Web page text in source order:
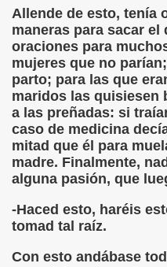
Allende de esto, tenía
maneras para sacar el
oraciones para
mujeres que no
parto; para las que
maridos las quisiesen
a las preñadas: si
caso de medicina
mitad que él para
madre. Finalmente,
alguna pasión, que
-Haced esto, haréis
tomad tal raíz.
Con esto andábase
Paz)
Figueroa)
(Puri Águila)
las Oposiciones
(Luis Eduardo
de la
Mi Vida (Teresa Bornez